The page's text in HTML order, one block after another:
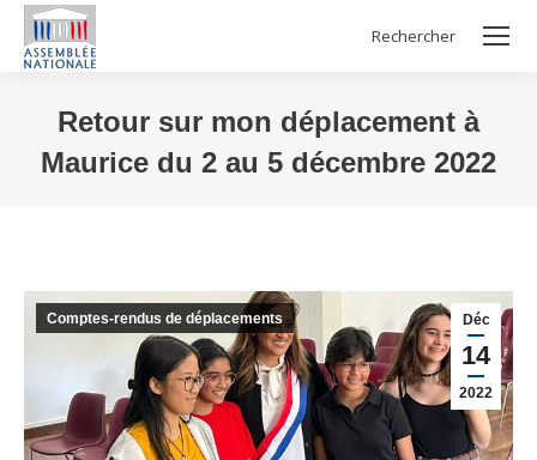
Search:
Rechercher
Retour sur mon déplacement à
Maurice du 2 au 5 décembre 2022
Déc
14
2022
Comptes-rendus de déplacements